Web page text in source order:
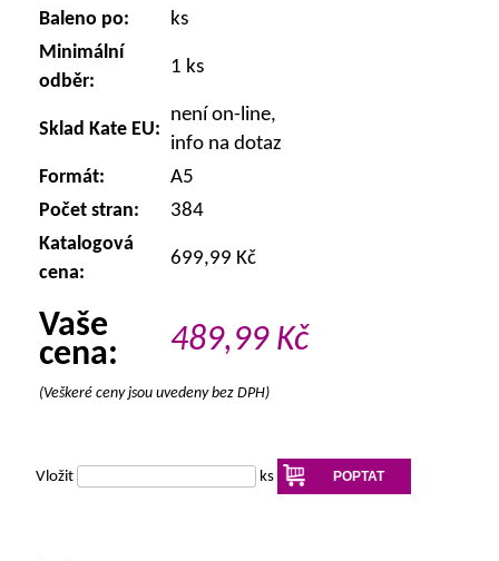
Baleno po:
ks
Minimální
odběr:
1 ks
Sklad Kate EU:
není on-line,
info na dotaz
Formát:
A5
Počet stran:
384
Katalogová
cena:
699,99 Kč
Vaše
cena:
489,99 Kč
(Veškeré ceny jsou uvedeny bez DPH)
Vložit ks POPTAT